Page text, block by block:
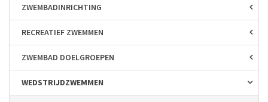
ZWEMBAD­INRICHTING
RECREATIEF ZWEMMEN
ZWEMBAD DOELGROEPEN
WEDSTRIJD­ZWEMMEN